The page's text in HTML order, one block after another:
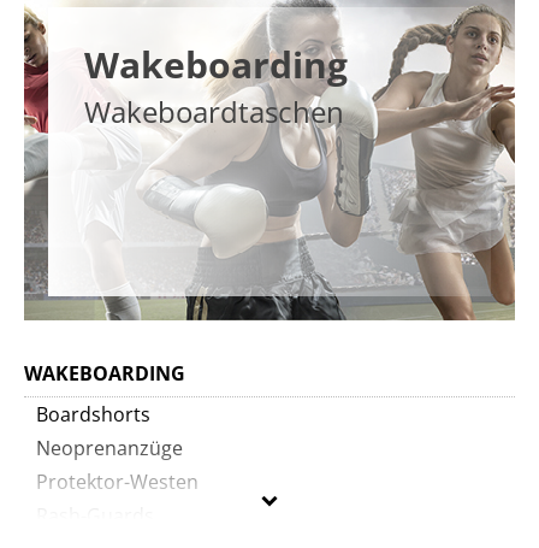
Wakeboarding
Wakeboardtaschen
WAKEBOARDING
Boardshorts
Neoprenanzüge
Protektor-Westen